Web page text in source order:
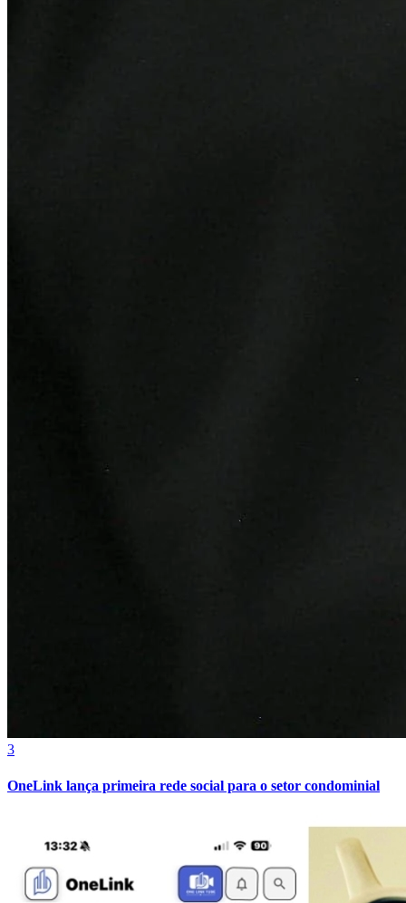
Bahia
3
OneLink lança primeira rede social para o setor condominial